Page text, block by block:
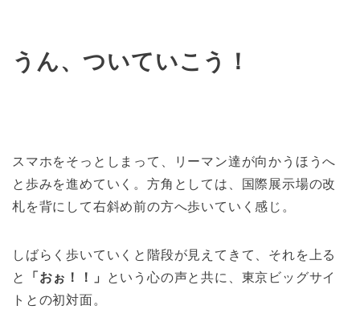
うん、ついていこう！
スマホをそっとしまって、リーマン達が向かうほうへ
と歩みを進めていく。方角としては、国際展示場の改
札を背にして右斜め前の方へ歩いていく感じ。
しばらく歩いていくと階段が見えてきて、それを上る
と
「おぉ！！」
という心の声と共に、東京ビッグサイ
トとの初対面。